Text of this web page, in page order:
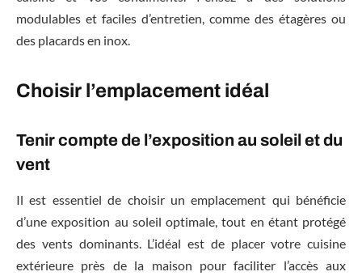
modulables et faciles d’entretien, comme des étagères ou
des placards en inox.
Choisir l’emplacement idéal
Tenir compte de l’exposition au soleil et du
vent
Il est essentiel de choisir un emplacement qui bénéficie
d’une exposition au soleil optimale, tout en étant protégé
des vents dominants. L’idéal est de placer votre cuisine
extérieure près de la maison pour faciliter l’accès aux